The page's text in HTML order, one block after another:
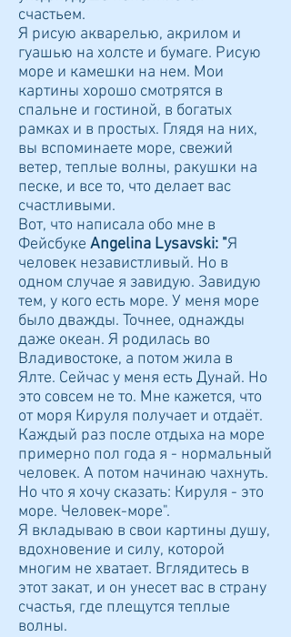
счастьем.
Я рисую акварелью, акрилом и
гуашью на холсте и бумаге. Рисую
море и камешки на нем. Мои
картины хорошо смотрятся в
спальне и гостиной, в богатых
рамках и в простых. Глядя на них,
вы вспоминаете море, свежий
ветер, теплые волны, ракушки на
песке, и все то, что делает вас
счастливыми.
Вот, что написала обо мне в
Фейсбуке Angelina Lysavski: "Я
человек независтливый. Но в
одном случае я завидую. Завидую
тем, у кого есть море. У меня море
было дважды. Точнее, однажды
даже океан. Я родилась во
Владивостоке, а потом жила в
Ялте. Сейчас у меня есть Дунай. Но
это совсем не то. Мне кажется, что
от моря Кируля получает и отдаёт.
Каждый раз после отдыха на море
примерно пол года я - нормальный
человек. А потом начинаю чахнуть.
Но что я хочу сказать: Кируля - это
море. Человек-море".
Я вкладываю в свои картины душу,
вдохновение и силу, которой
многим не хватает. Вглядитесь в
этот закат, и он унесет вас в страну
счастья, где плещутся теплые
волны.